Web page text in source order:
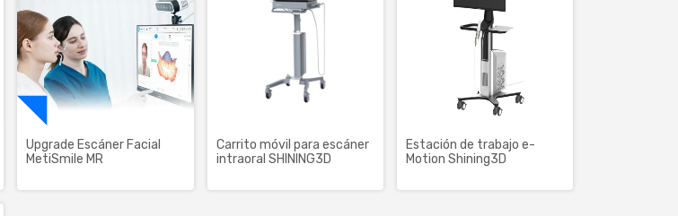
Upgrade Escáner Facial
MetiSmile MR
Carrito móvil para escáner
intraoral SHINING3D
Estación de trabajo e-
Motion Shining3D